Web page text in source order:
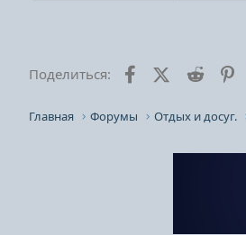
Поделиться: FacebookX (Twitter)
Reddit
Главная Форумы Отдых и досуг.